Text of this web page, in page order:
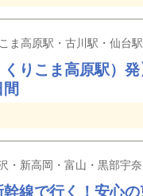
ま高原駅・古川駅・仙台
りこま高原駅）
・新高岡・富山・黒部宇
線で行く！安心